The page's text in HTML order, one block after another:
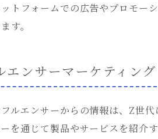
トフォームでの広告やプロモー
す。
エンサーマーケティング
ルエンサーからの情報は、Z世
を通じて製品やサービスを紹介